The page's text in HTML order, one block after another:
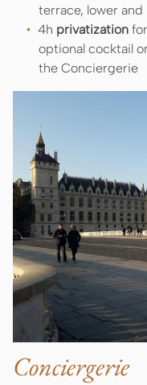
terrace, lower
4h privatization for
optional cocktail
the Conciergerie
Conciergerie